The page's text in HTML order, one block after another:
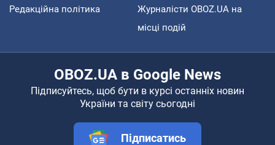
Редакційна політика
Журналісти OBOZ.UA на
місці подій
OBOZ.UA в Google News
Підписуйтесь, щоб бути в курсі останніх новин
України та світу сьогодні
Підписатись